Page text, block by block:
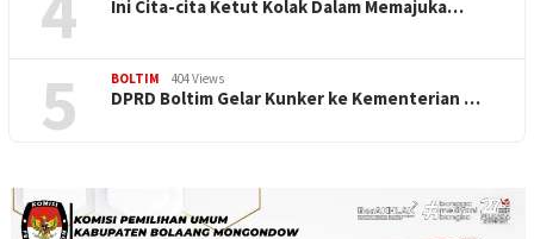
Ini Cita-cita Ketut Kolak Dalam Memajuka…
5 BOLTIM 404 Views
DPRD Boltim Gelar Kunker ke Kementerian …